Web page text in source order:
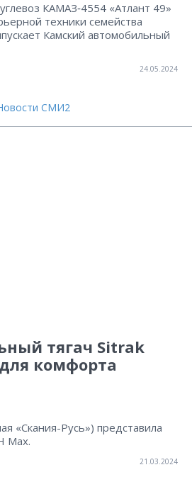
КАМАЗ‑4554 «Атлант 49»
техники семейства
Камский автомобильный
24.05.2024
СМИ2
тягач Sitrak
комфорта
«Скания-Русь») представила
Max.
21.03.2024